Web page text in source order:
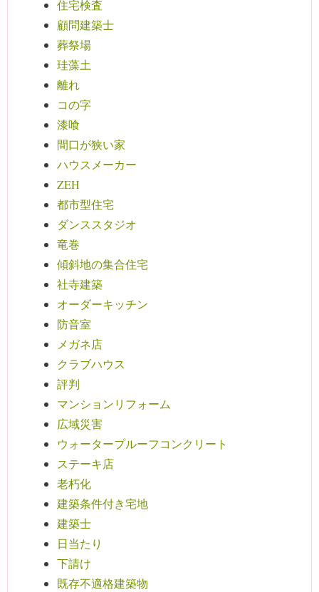
住宅検査
顧問建築士
葬祭場
珪藻土
離れ
コの字
漆喰
間口が狭い家
ハウスメーカー
ZEH
都市型住宅
ダンススタジオ
竜巻
傾斜地の集合住宅
社寺建築
オーダーキッチン
防音室
メガネ店
クラブハウス
評判
マンションリフォーム
広域災害
ウォータープルーフコンクリート
ステーキ店
老朽化
建築条件付き宅地
建築士
日当たり
下請け
既存不適格建築物